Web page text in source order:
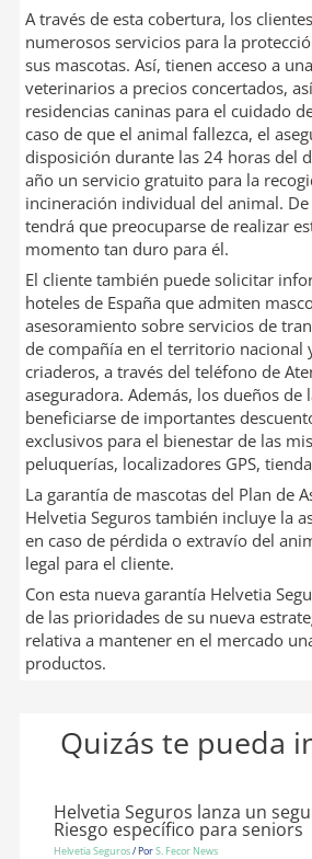
A través de esta cobertura, los
numerosos servicios para la
sus mascotas. Así, tienen acceso a
veterinarios a precios concertados,
residencias caninas para el cuidado
caso de que el animal fallezca, el
disposición durante las 24 horas del
año un servicio gratuito para la
incineración individual del animal.
tendrá que preocuparse de realizar
momento tan duro para él.
El cliente también puede solicitar
hoteles de España que admiten
asesoramiento sobre servicios de
de compañía en el territorio nacional
criaderos, a través del teléfono de
aseguradora. Además, los dueños de
beneficiarse de importantes
exclusivos para el bienestar de las
peluquerías, localizadores GPS,
La garantía de mascotas del Plan de
Helvetia Seguros también incluye la
en caso de pérdida o extravío del
legal para el cliente.
Con esta nueva garantía Helvetia
de las prioridades de su nueva
relativa a mantener en el mercado
productos.
Quizás te pueda
Helvetia Seguros lanza un
Riesgo específico para seniors
Helvetia Seguros/ PorS. Fecor News